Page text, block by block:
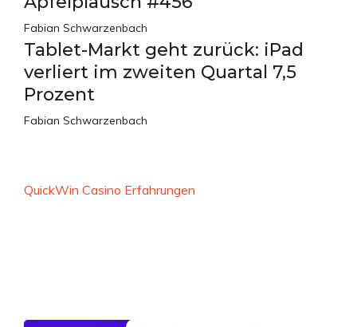
Fabian Schwarzenbach
Tablet-Markt geht zurück: iPad
verliert im zweiten Quartal 7,5
Prozent
Fabian Schwarzenbach
QuickWin Casino Erfahrungen